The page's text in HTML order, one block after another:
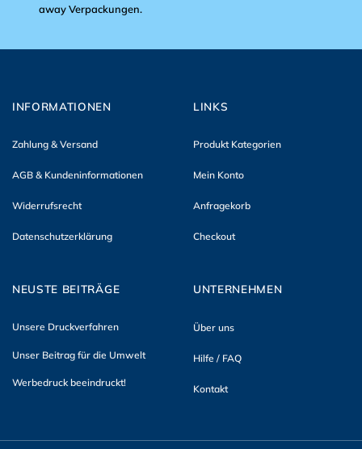
away Verpackungen.
INFORMATIONEN
Zahlung & Versand
AGB & Kundeninformationen
Widerrufsrecht
Datenschutzerklärung
LINKS
Produkt Kategorien
Mein Konto
Anfragekorb
Checkout
NEUSTE BEITRÄGE
Unsere Druckverfahren
Unser Beitrag für die Umwelt
Werbedruck beeindruckt!
UNTERNEHMEN
Über uns
Hilfe / FAQ
Kontakt